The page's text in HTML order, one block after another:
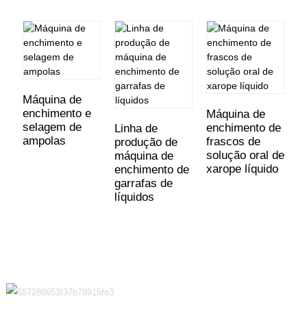
Máquina de
enchimento e
selagem de
ampolas
Linha de
produção de
máquina de
enchimento de
garrafas de
líquidos
Máquina de
enchimento de
frascos de
solução oral de
xarope líquido